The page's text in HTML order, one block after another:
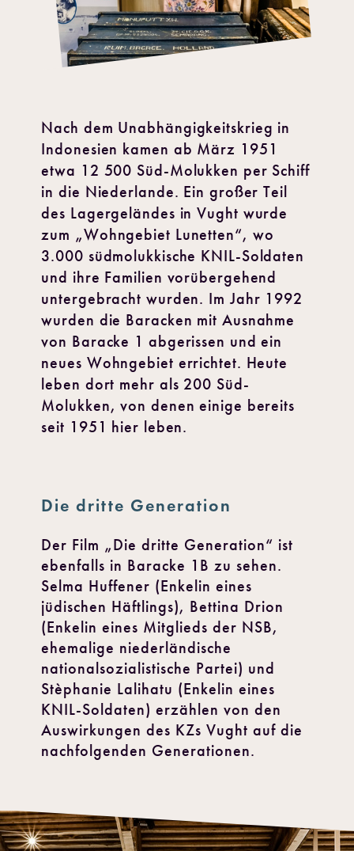
Nach dem Unabhängigkeitskrieg in
Indonesien kamen ab März 1951
etwa 12 500 Süd-Molukken per Schiff
in die Niederlande. Ein großer Teil
des Lagergeländes in Vught wurde
zum „Wohngebiet Lunetten“, wo
3.000 südmolukkische KNIL-Soldaten
und ihre Familien vorübergehend
untergebracht wurden. Im Jahr 1992
wurden die Baracken mit Ausnahme
von Baracke 1 abgerissen und ein
neues Wohngebiet errichtet. Heute
leben dort mehr als 200 Süd-
Molukken, von denen einige bereits
seit 1951 hier leben.
Die dritte Generation
Der Film „Die dritte Generation“ ist
ebenfalls in Baracke 1B zu sehen.
Selma Huffener (Enkelin eines
jüdischen Häftlings), Bettina Drion
(Enkelin eines Mitglieds der NSB,
ehemalige niederländische
nationalsozialistische Partei) und
Stèphanie Lalihatu (Enkelin eines
KNIL-Soldaten) erzählen von den
Auswirkungen des KZs Vught auf die
nachfolgenden Generationen.